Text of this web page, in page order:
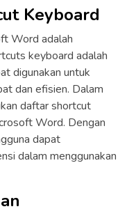
Keyboard
Word adalah
keyboard adalah
digunakan untuk
dan efisien. Dalam
daftar shortcut
Word. Dengan
dapat
dalam menggunakan